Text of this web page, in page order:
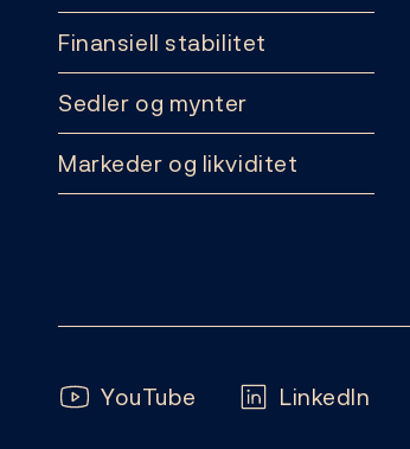
Finansiell stabilitet
Sedler og mynter
Markeder og likviditet
Følg oss:
YouTube LinkedIn